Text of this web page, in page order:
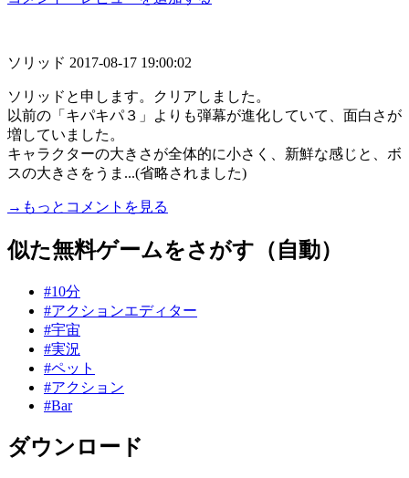
ソリッド 2017-08-17 19:00:02
ソリッドと申します。クリアしました。
以前の「キパキパ３」よりも弾幕が進化していて、面白さが
増していました。
キャラクターの大きさが全体的に小さく、新鮮な感じと、ボ
スの大きさをうま...(省略されました)
→もっとコメントを見る
似た無料ゲームをさがす（自動）
#10分
#アクションエディター
#宇宙
#実況
#ペット
#アクション
#Bar
ダウンロード